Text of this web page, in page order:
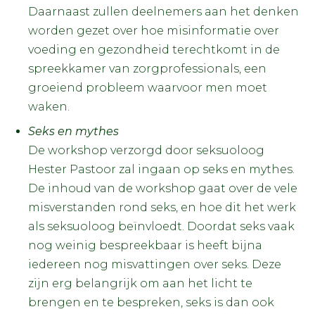
Daarnaast zullen deelnemers aan het denken
worden gezet over hoe misinformatie over
voeding en gezondheid terechtkomt in de
spreekkamer van zorgprofessionals, een
groeiend probleem waarvoor men moet
waken.
Seks en mythes
De workshop verzorgd door seksuoloog
Hester Pastoor zal ingaan op seks en mythes.
De inhoud van de workshop gaat over de vele
misverstanden rond seks, en hoe dit het werk
als seksuoloog beïnvloedt. Doordat seks vaak
nog weinig bespreekbaar is heeft bijna
iedereen nog misvattingen over seks. Deze
zijn erg belangrijk om aan het licht te
brengen en te bespreken, seks is dan ook